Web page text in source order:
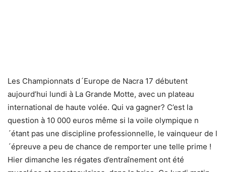
Les Championnats d´Europe de Nacra 17 débutent
aujourd’hui lundi à La Grande Motte, avec un plateau
international de haute volée. Qui va gagner? C’est la
question à 10 000 euros même si la voile olympique n
´étant pas une discipline professionnelle, le vainqueur de l
´épreuve a peu de chance de remporter une telle prime !
Hier dimanche les régates d’entraînement ont été